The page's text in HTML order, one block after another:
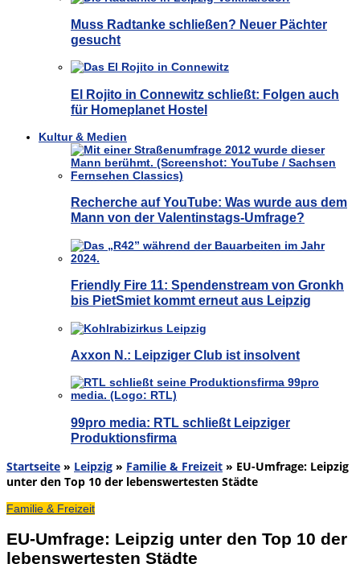
Muss Radtanke schließen? Neuer Pächter
gesucht
El Rojito in Connewitz schließt: Folgen auch
für Homeplanet Hostel
Kultur & Medien
Recherche auf YouTube: Was wurde aus dem
Mann von der Valentinstags-Umfrage?
Friendly Fire 11: Spendenstream von Gronkh
bis PietSmiet kommt erneut aus Leipzig
Axxon N.: Leipziger Club ist insolvent
99pro media: RTL schließt Leipziger
Produktionsfirma
Startseite » Leipzig » Familie & Freizeit » EU-Umfrage: Leipzig
unter den Top 10 der lebenswertesten Städte
Familie & Freizeit
EU-Umfrage: Leipzig unter den Top 10 der
lebenswertesten Städte